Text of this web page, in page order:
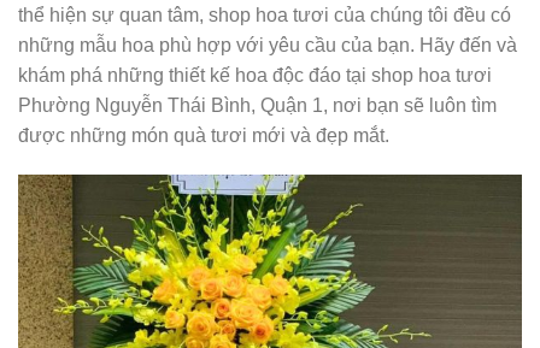
thể hiện sự quan tâm, shop hoa tươi của chúng tôi đều có
những mẫu hoa phù hợp với yêu cầu của bạn. Hãy đến và
khám phá những thiết kế hoa độc đáo tại shop hoa tươi
Phường Nguyễn Thái Bình, Quận 1, nơi bạn sẽ luôn tìm
được những món quà tươi mới và đẹp mắt.